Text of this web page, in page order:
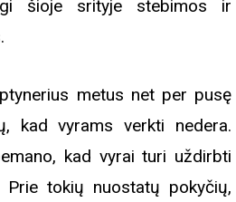
šioje srityje stebimos ir
metus net per pusę
kad vyrams verkti nedera.
kad vyrai turi uždirbti
Prie tokių nuostatų pokyčių,